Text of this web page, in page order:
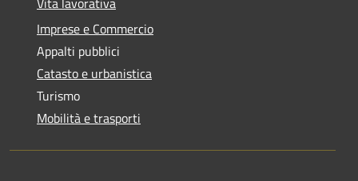
Imprese e Commercio
Appalti pubblici
Catasto e urbanistica
Turismo
Mobilità e trasporti